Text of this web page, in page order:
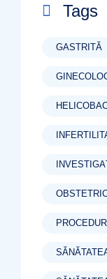
Tags
GASTRITĂ